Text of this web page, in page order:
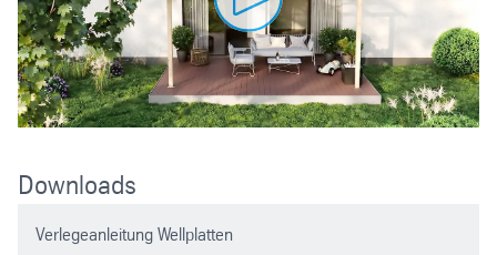
Downloads
Verlegeanleitung Wellplatten